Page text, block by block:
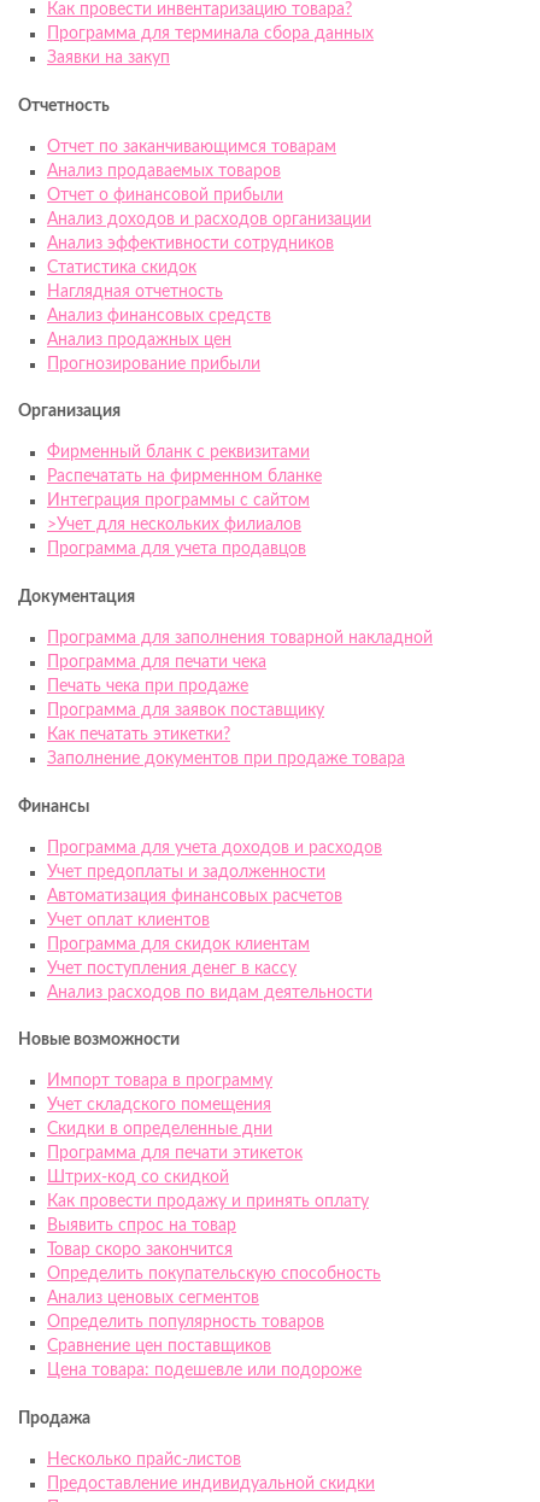
Как провести инвентаризацию товара?
Программа для терминала сбора данных
Заявки на закуп
Отчетность
Отчет по заканчивающимся товарам
Анализ продаваемых товаров
Отчет о финансовой прибыли
Анализ доходов и расходов организации
Анализ эффективности сотрудников
Статистика скидок
Наглядная отчетность
Анализ финансовых средств
Анализ продажных цен
Прогнозирование прибыли
Организация
Фирменный бланк с реквизитами
Распечатать на фирменном бланке
Интеграция программы с сайтом
>Учет для нескольких филиалов
Программа для учета продавцов
Документация
Программа для заполнения товарной накладной
Программа для печати чека
Печать чека при продаже
Программа для заявок поставщику
Как печатать этикетки?
Заполнение документов при продаже товара
Финансы
Программа для учета доходов и расходов
Учет предоплаты и задолженности
Автоматизация финансовых расчетов
Учет оплат клиентов
Программа для скидок клиентам
Учет поступления денег в кассу
Анализ расходов по видам деятельности
Новые возможности
Импорт товара в программу
Учет складского помещения
Скидки в определенные дни
Программа для печати этикеток
Штрих-код со скидкой
Как провести продажу и принять оплату
Выявить спрос на товар
Товар скоро закончится
Определить покупательскую способность
Анализ ценовых сегментов
Определить популярность товаров
Сравнение цен поставщиков
Цена товара: подешевле или подороже
Продажа
Несколько прайс-листов
Предоставление индивидуальной скидки